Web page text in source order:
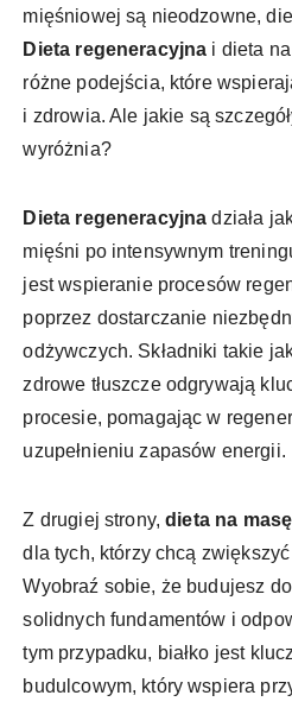
mięśniowej są nieodzowne,
Dieta regeneracyjna i dieta
różne podejścia, które
i zdrowia. Ale jakie są
wyróżnia?
Dieta regeneracyjna działa
mięśni po intensywnym
jest wspieranie procesów
poprzez dostarczanie
odżywczych. Składniki takie
zdrowe tłuszcze odgrywają
procesie, pomagając w
uzupełnieniu zapasów energii.
Z drugiej strony,dieta na
dla tych, którzy chcą
Wyobraź sobie, że budujesz
solidnych fundamentów i
tym przypadku, białko jest
budulcowym, który wspiera